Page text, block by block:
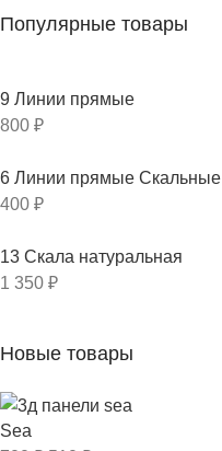
Популярные товары
9 Линии прямые
800 ₽
6 Линии прямые Скальные
400 ₽
13 Скала натуральная
1 350 ₽
Новые товары
Sea